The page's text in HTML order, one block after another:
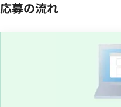
応募の流れ